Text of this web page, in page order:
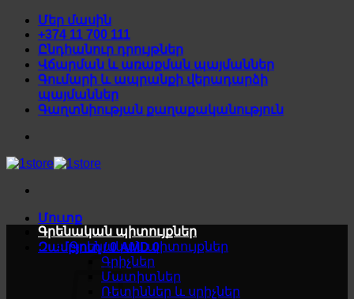
Skip
content
Մեր մասին
+374 11 700 111
Ընդհանուր դրույթներ
Վճարման և առաքման պայմաններ
Գումարի և ապրանքի վերադարձի
պայմաններ
Գաղտնիության քաղաքականություն
Մուտք
Զամբյուղ /0AMD 0
Գրենական պիտույքներ
Գրենական պիտույքներ
Գրիչներ
Մատիտներ
Ռետիններ և սրիչներ